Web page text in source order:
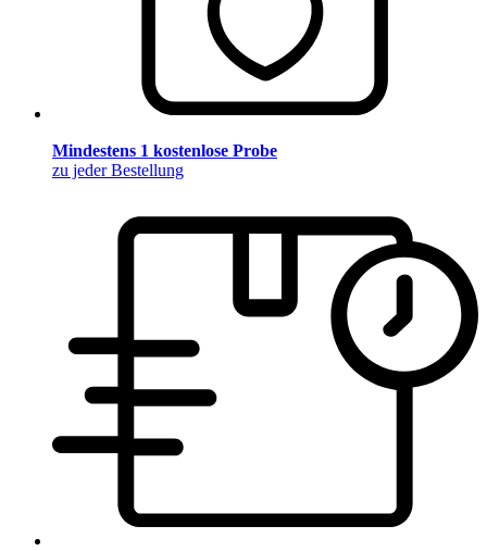
Mindestens 1 kostenlose Probe
zu jeder Bestellung